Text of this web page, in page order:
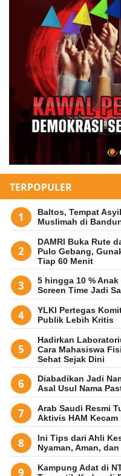
TERPOPULER
Baltos, Tempat
Muslimah di
DAMRI Buka Rute
Pulo Gebang,
Tiap 60 Menit
5 hingga 10 %
Screen Time Jadi
YLKI Pertegas
Publik Lebih Kritis
Hadirkan
Cara Mahasiswa
Sehat Sejak Dini
Diabadikan Jadi
Asal Usul Nama
Arab Saudi Resmi
Aktivis HAM
Ini Tips dari Ahli
Nyaman, Aman,
Kampung Adat di